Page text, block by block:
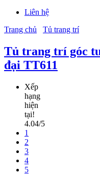
Liên hệ
Trang chủ
Tủ trang trí
Tủ trang trí góc
đại TT611
Xếp
hạng
hiện
tại!
4.04/5
1
2
3
4
5